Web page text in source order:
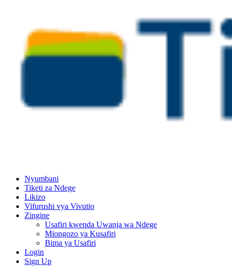
Nyumbani
Tiketi za Ndege
Likizo
Vifurushi vya Vivutio
Zingine
Usafiri kwenda Uwanja wa Ndege
Miongozo ya Kusafiri
Bima ya Usafiri
Login
Sign Up